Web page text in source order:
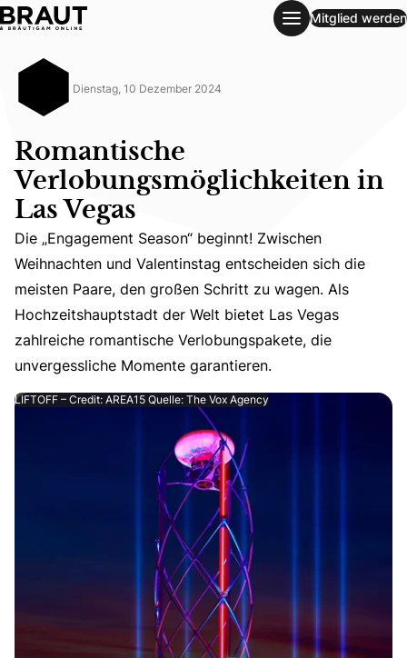
Romantische Verlobungsmöglichkeiten in Las Vegas
Mitglied werden
Dienstag, 10 Dezember 2024
Romantische
Verlobungsmöglichkeiten in
Las Vegas
Die „Engagement Season“ beginnt! Zwischen
Die „Engagement Season“ beginnt! Zwischen
Weihnachten und Valentinstag entscheiden sich die
meisten Paare, den großen Schritt zu wagen. Als
Hochzeitshauptstadt der Welt bietet Las Vegas
zahlreiche romantische Verlobungspakete, die
unvergessliche Momente garantieren.
LIFTOFF – Credit: AREA15 Quelle: The Vox Agency